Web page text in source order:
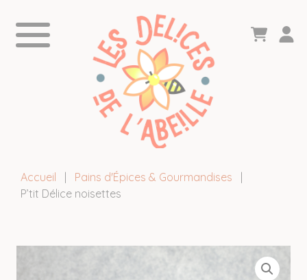
Accueil Pains d'Épices & Gourmandises
P’tit Délice noisettes